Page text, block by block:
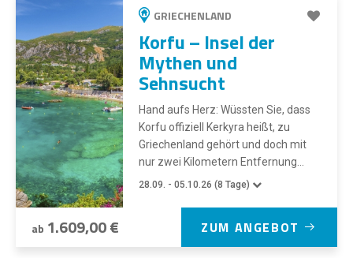
GRIECHENLAND
Korfu – Insel der
Mythen und
Sehnsucht
Hand aufs Herz: Wüssten Sie, dass
Korfu offiziell Kerkyra heißt, zu
Griechenland gehört und doch mit
nur zwei Kilometern Entfernung...
28.09. - 05.10.26 (8 Tage)
ab 1.609,00 € ZUM ANGEBOT